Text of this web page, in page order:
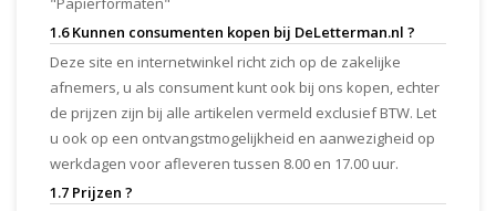
1.6 Kunnen consumenten kopen bij DeLetterman.nl ?
Deze site en internetwinkel richt zich op de zakelijke
afnemers, u als consument kunt ook bij ons kopen, echter
de prijzen zijn bij alle artikelen vermeld exclusief BTW. Let
u ook op een ontvangstmogelijkheid en aanwezigheid op
werkdagen voor afleveren tussen 8.00 en 17.00 uur.
1.7 Prijzen ?